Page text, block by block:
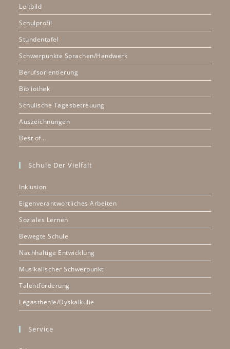
Leitbild
Schulprofil
Stundentafel
Schwerpunkte Sprachen/Handwerk
Berufsorientierung
Bibliothek
Schulische Tagesbetreuung
Auszeichnungen
Best of…
Schule Der Vielfalt
Inklusion
Eigenverantwortliches Arbeiten
Soziales Lernen
Bewegte Schule
Nachhaltige Entwicklung
Musikalischer Schwerpunkt
Talentförderung
Legasthenie/Dyskalkulie
Service